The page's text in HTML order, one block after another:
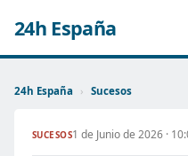
24h España
24h España › Sucesos
SUCESOS1 de Junio de 2026 ·